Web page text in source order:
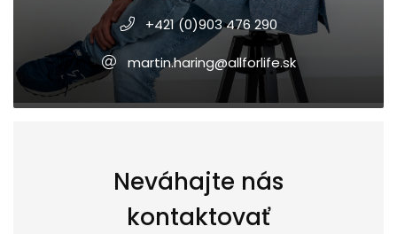
+421 (0)903 476 290
martin.haring@allforlife.sk
Neváhajte nás
kontaktovať